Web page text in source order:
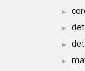
►
►
►
►